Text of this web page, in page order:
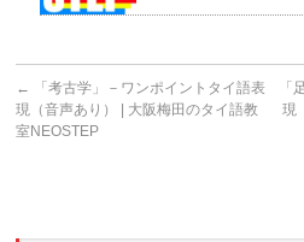
←
「考古学」－ワンポイントタイ語表
現（音声あり） | 大阪梅田のタイ語教
室NEOSTEP
「
現